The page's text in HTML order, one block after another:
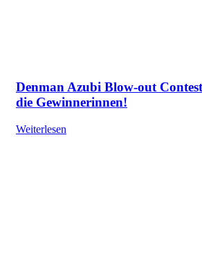
Denman Azubi Blow-out
die Gewinnerinnen!
Weiterlesen